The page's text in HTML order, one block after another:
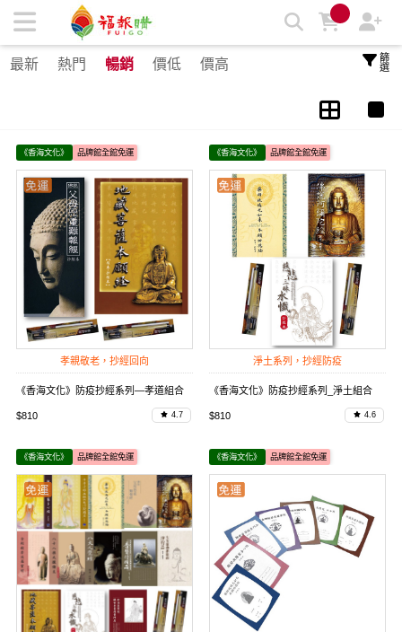
抄經本 | 福報購蔬食購物商城
最新 熱門 暢銷 價低 價高 篩選
《香海文化》 品牌館全館免運
孝親敬老，抄經回向
《香海文化》防疫抄經系列—孝道組合
$810 4.7
《香海文化》 品牌館全館免運
淨土系列，抄經防疫
《香海文化》防疫抄經系列_淨土組合
$810 4.6
《香海文化》 品牌館全館免運 《香海文化》 品牌館全館免運